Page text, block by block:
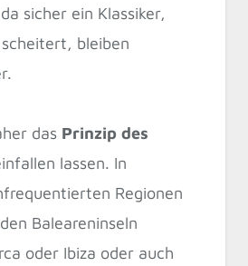
sicher ein Klassiker,
bleiben
das Prinzip des
lassen. In
Regionen
Baleareninseln
oder Ibiza oder auch